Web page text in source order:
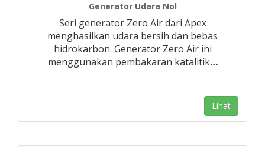
Generator Udara Nol
Seri generator Zero Air dari Apex
menghasilkan udara bersih dan bebas
hidrokarbon. Generator Zero Air ini
menggunakan pembakaran katalitik…
Lihat